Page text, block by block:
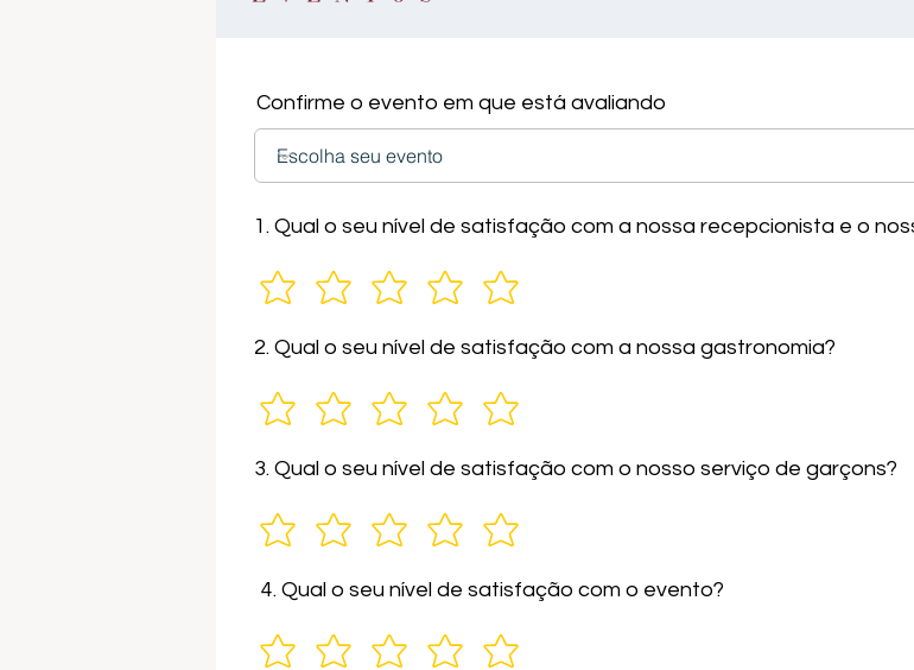
Confirme o evento em que está avaliando
1. Qual o seu nível de satisfação com a nossa recepcionista e o
2. Qual o seu nível de satisfação com a nossa gastronomia?
3. Qual o seu nível de satisfação com o nosso serviço de garçons?
4. Qual o seu nível de satisfação com o evento?